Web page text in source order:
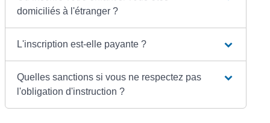
domiciliés à l'étranger ?
L'inscription est-elle payante ?
Quelles sanctions si vous ne respectez pas
l'obligation d'instruction ?